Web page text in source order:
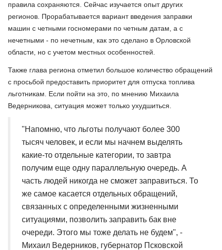
правила сохраняются. Сейчас изучается опыт других
регионов. Прорабатывается вариант введения заправки
машин с четными госномерами по четным датам, а с
нечетными - по нечетным, как это сделано в Орловской
области, но с учетом местных особенностей.
Также глава региона отметил большое количество обращений
с просьбой предоставить приоритет для отпуска топлива
льготникам. Если пойти на это, по мнению Михаила
Ведерникова, ситуация может только ухудшиться.
"Напомню, что льготы получают более 300
тысяч человек, и если мы начнем выделять
какие-то отдельные категории, то завтра
получим еще одну параллельную очередь. А
часть людей никогда не сможет заправиться. То
же самое касается отдельных обращений,
связанных с определенными жизненными
ситуациями, позволить заправить бак вне
очереди. Этого мы тоже делать не будем", -
Михаил Ведерников, губернатор Псковской